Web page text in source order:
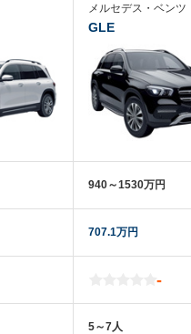
メルセデス・ベンツ
GLE
940～1530万円
707.1万円
-
5～7人